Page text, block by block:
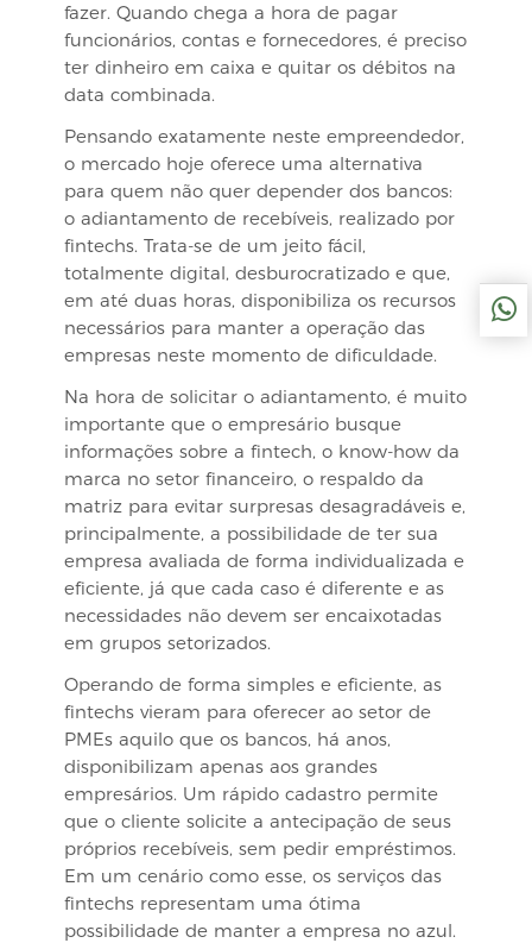
fazer. Quando chega a hora de pagar
funcionários, contas e fornecedores, é preciso
ter dinheiro em caixa e quitar os débitos na
data combinada.
Pensando exatamente neste empreendedor,
o mercado hoje oferece uma alternativa
para quem não quer depender dos bancos:
o adiantamento de recebíveis, realizado por
fintechs. Trata-se de um jeito fácil,
totalmente digital, desburocratizado e que,
em até duas horas, disponibiliza os recursos
necessários para manter a operação das
empresas neste momento de dificuldade.
Na hora de solicitar o adiantamento, é muito
importante que o empresário busque
informações sobre a fintech, o know-how da
marca no setor financeiro, o respaldo da
matriz para evitar surpresas desagradáveis e,
principalmente, a possibilidade de ter sua
empresa avaliada de forma individualizada e
eficiente, já que cada caso é diferente e as
necessidades não devem ser encaixotadas
em grupos setorizados.
Operando de forma simples e eficiente, as
fintechs vieram para oferecer ao setor de
PMEs aquilo que os bancos, há anos,
disponibilizam apenas aos grandes
empresários. Um rápido cadastro permite
que o cliente solicite a antecipação de seus
próprios recebíveis, sem pedir empréstimos.
Em um cenário como esse, os serviços das
fintechs representam uma ótima
possibilidade de manter a empresa no azul.